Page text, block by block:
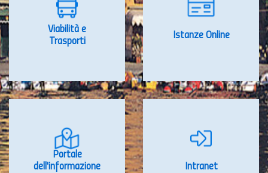
Viabilità e
Trasporti
Istanze Online
Portale
dell'informazione
Intranet